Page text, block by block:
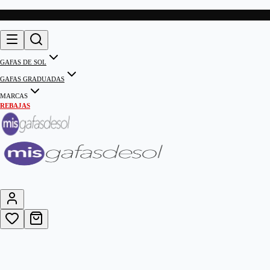
GAFAS DE SOL
GAFAS GRADUADAS
MARCAS
REBAJAS